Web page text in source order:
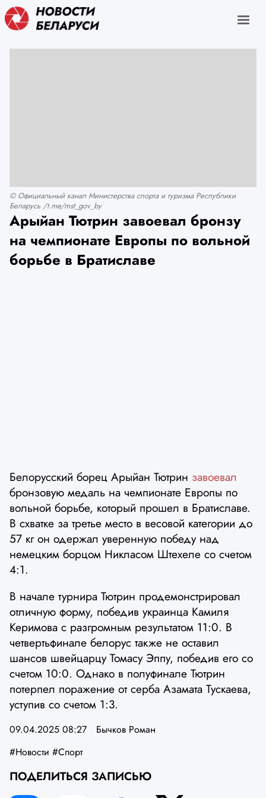
© Официальный канал Министерства спорта и туризма Республики
Беларусь /t.me/mst_gov_by
Арыйан Тютрин завоевал бронзу
на чемпионате Европы по вольной
борьбе в Братиславе
Белорусский борец Арыйан Тютрин завоевал
бронзовую медаль на чемпионате Европы по
вольной борьбе, который прошел в Братиславе.
В схватке за третье место в весовой категории до
57 кг он одержал уверенную победу над
немецким борцом Никласом Штехеле со счетом
4:1.
В начале турнира Тютрин продемонстрировал
отличную форму, победив украинца Камиля
Керимова с разгромным результатом 11:0. В
четвертьфинале белорус также не оставил
шансов швейцарцу Томасу Эппу, победив его со
счетом 10:0. Однако в полуфинале Тютрин
потерпел поражение от серба Азамата Тускаева,
уступив со счетом 1:3.
09.04.2025 08:27
Бычков Роман
#Новости #Спорт
ПОДЕЛИТЬСЯ ЗАПИСЬЮ